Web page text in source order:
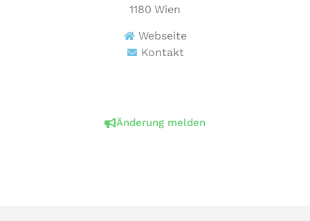
1180 Wien
Webseite
Kontakt
Änderung melden